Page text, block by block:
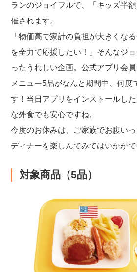
ランのジョイフルで、「キッズ半
催されます。
「物価高で家計の負担が大きくな
を全力で応援したい！」そんなジ
ったうれしい企画。公式アプリ会
メニュー5品がなんと期間中、何度
す！当日アプリをインストールし
な外食でも安心ですね。
今度のお休みは、ご家族でお腹い
ディナーを楽しんでみてはいかが
対象商品（5品）